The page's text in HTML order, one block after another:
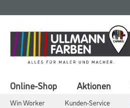
springen
springen
Online-Shop Aktionen
Win Worker Kunden-Service